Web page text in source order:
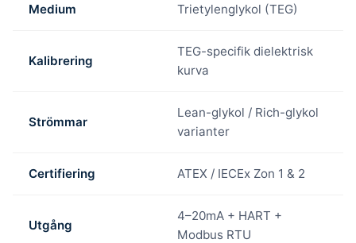
Medium Trietylenglykol (TEG)
Kalibrering
TEG-specifik dielektrisk
kurva
Strömmar
Lean-glykol / Rich-glykol
varianter
Certifiering ATEX / IECEx Zon 1 & 2
Utgång
4–20mA + HART +
Modbus RTU